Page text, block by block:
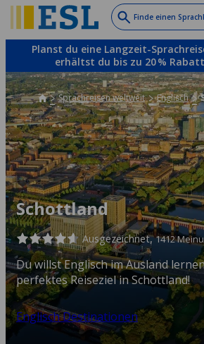
to
main
Finde einen
Planst du eine Langzeit-
erhältst du bis zu 20 %
Sprachreisen weltweit Englisch
Schottland
Ausgezeichnet,1412
Du willst Englisch im Ausland
perfektes Reiseziel in Schottland!
Englisch Destinationen